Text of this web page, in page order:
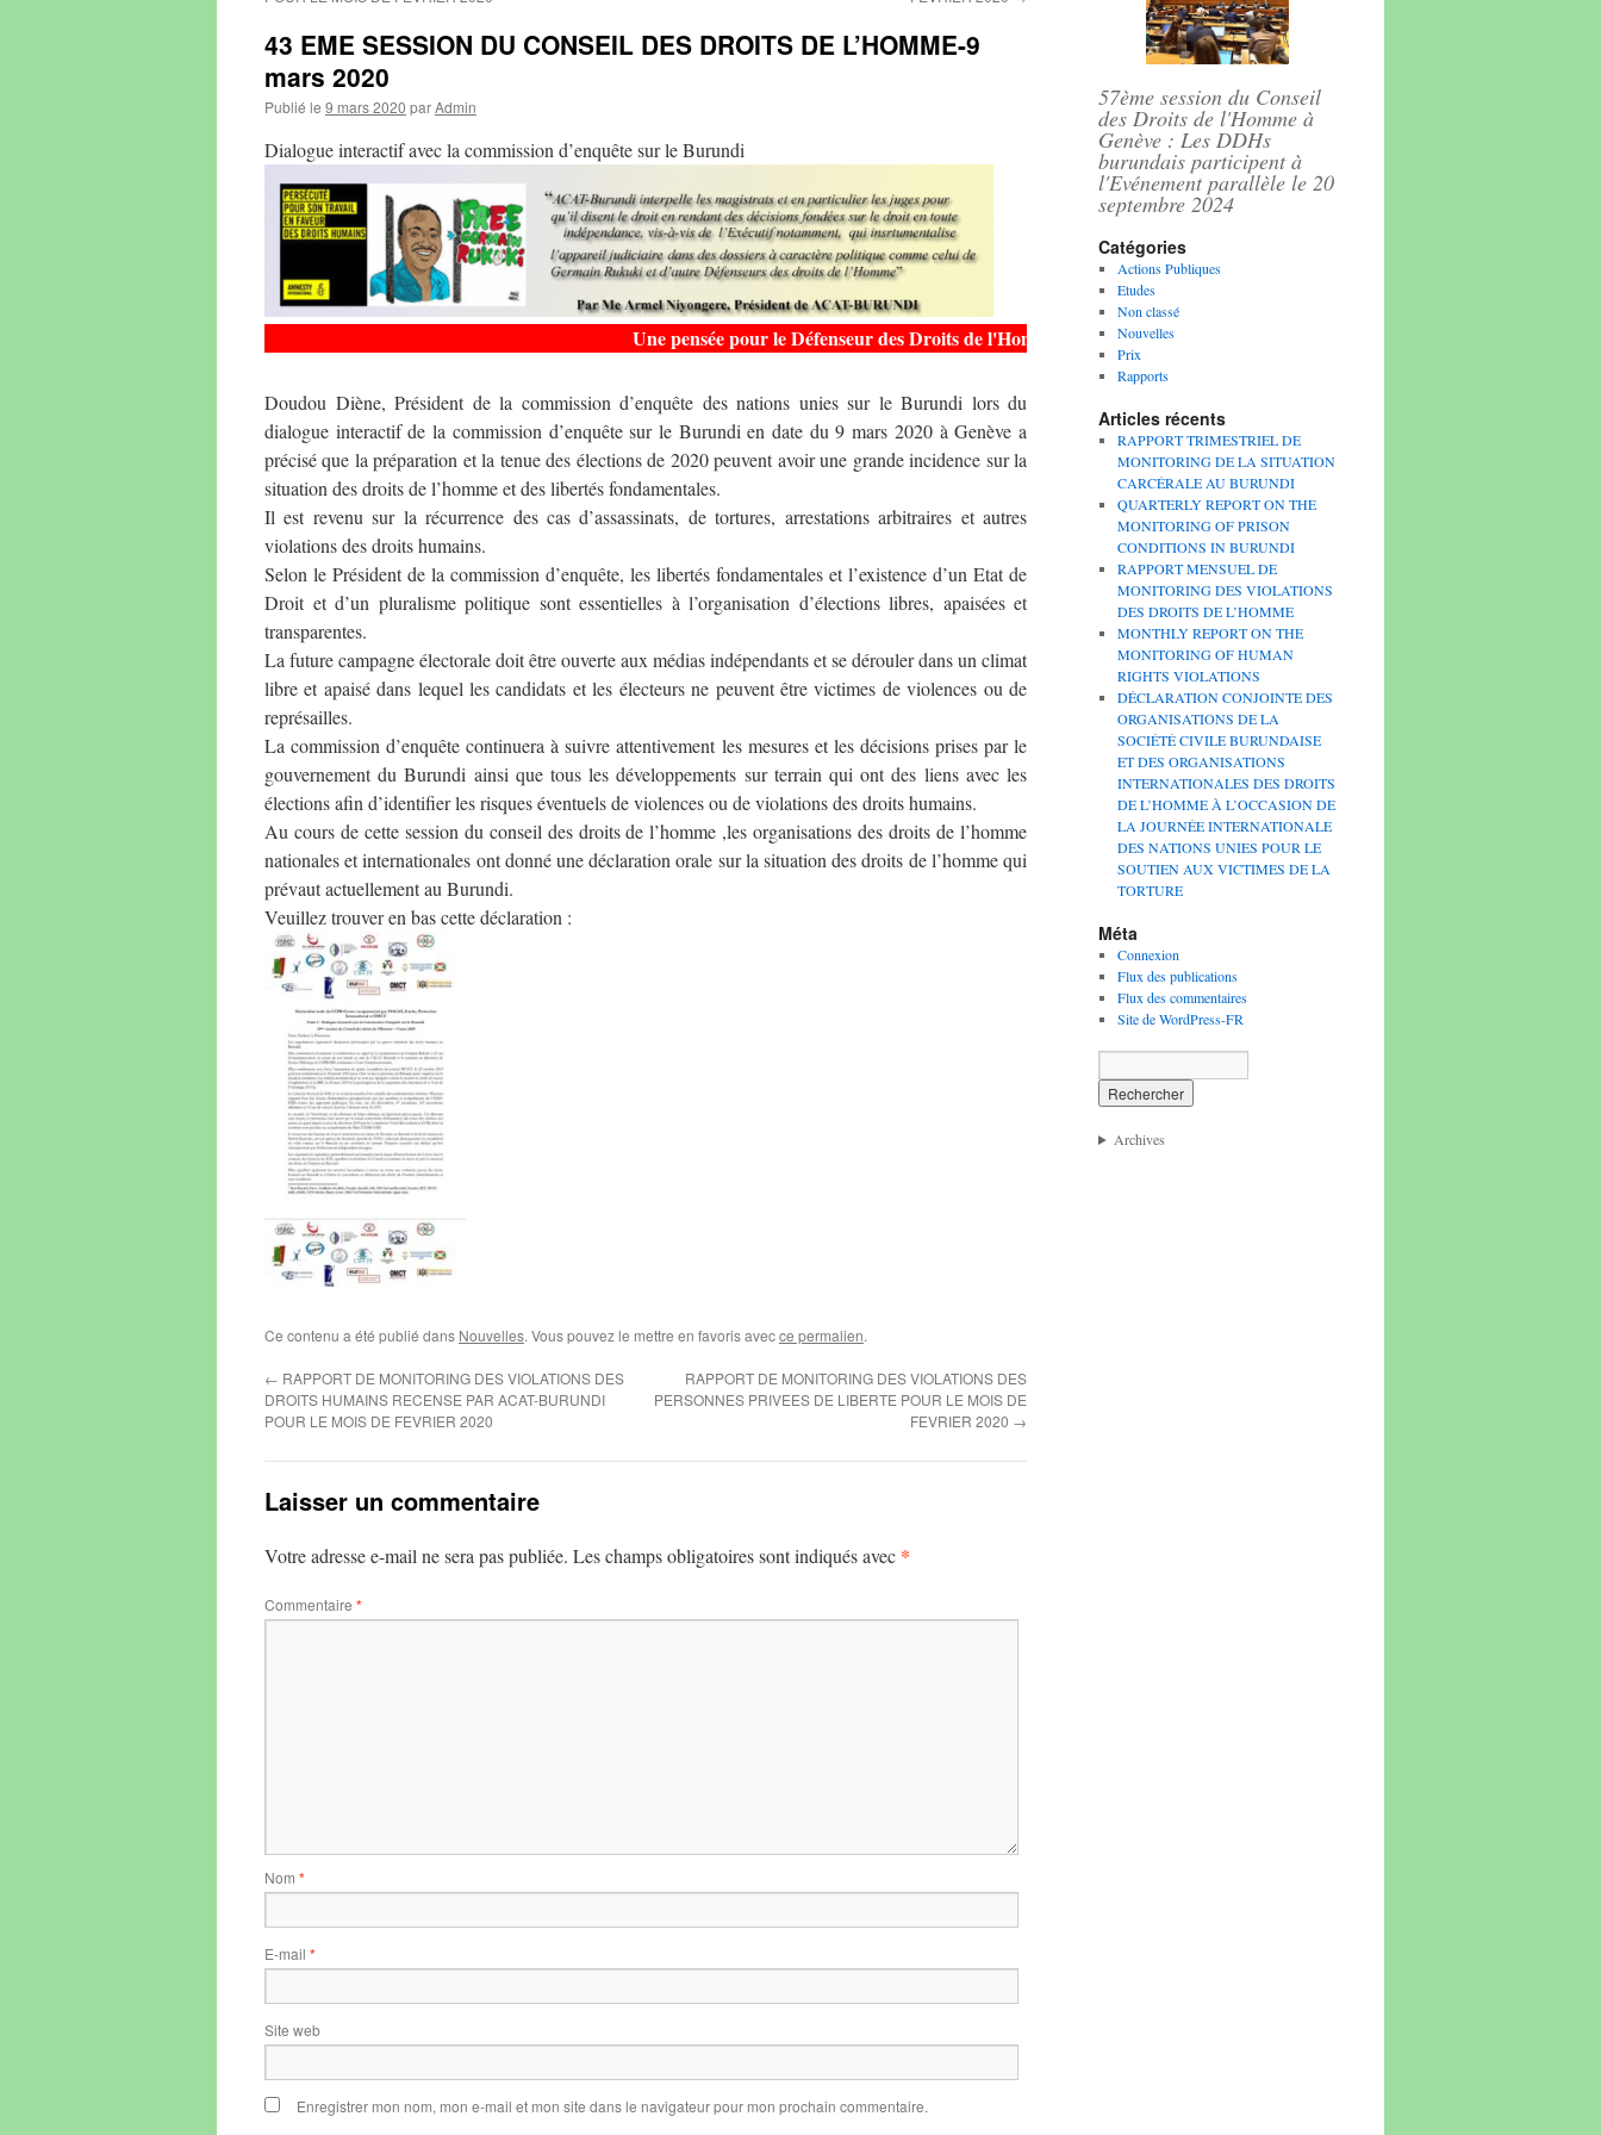
43 EME SESSION DU CONSEIL DES DROITS DE L’HOMME-9
mars 2020
Publié le 9 mars 2020 parAdmin
Dialogue interactif avec la commission d’enquête sur le Burundi
Une pensée pour le Défenseur des Droits de l'Homme burundais Germain Rukuki qui, condamné à 32 ans de prison, vient
Doudou Diène, Président de la commission d’enquête des nations unies sur le Burundi lors du
dialogue interactif de la commission d’enquête sur le Burundi en date du 9 mars 2020 à Genève a
précisé que la préparation et la tenue des élections de 2020 peuvent avoir une grande incidence sur la
situation des droits de l’homme et des libertés fondamentales.
Il est revenu sur la récurrence des cas d’assassinats, de tortures, arrestations arbitraires et autres
violations des droits humains.
Selon le Président de la commission d’enquête, les libertés fondamentales et l’existence d’un Etat de
Droit et d’un pluralisme politique sont essentielles à l’organisation d’élections libres, apaisées et
transparentes.
La future campagne électorale doit être ouverte aux médias indépendants et se dérouler dans un climat
libre et apaisé dans lequel les candidats et les électeurs ne peuvent être victimes de violences ou de
représailles.
La commission d’enquête continuera à suivre attentivement les mesures et les décisions prises par le
gouvernement du Burundi ainsi que tous les développements sur terrain qui ont des liens avec les
élections afin d’identifier les risques éventuels de violences ou de violations des droits humains.
Au cours de cette session du conseil des droits de l’homme ,les organisations des droits de l’homme
nationales et internationales ont donné une déclaration orale sur la situation des droits de l’homme qui
prévaut actuellement au Burundi.
Veuillez trouver en bas cette déclaration :
Ce contenu a été publié dans Nouvelles. Vous pouvez le mettre en favoris avecce permalien.
← RAPPORT DE MONITORING DES VIOLATIONS DES
DROITS HUMAINS RECENSE PAR ACAT-BURUNDI
POUR LE MOIS DE FEVRIER 2020
RAPPORT DE MONITORING DES VIOLATIONS DES
PERSONNES PRIVEES DE LIBERTE POUR LE MOIS DE
FEVRIER 2020 →
Laisser un commentaire
Votre adresse e-mail ne sera pas publiée. Les champs obligatoires sont indiqués avec *
Commentaire *
Nom *
E-mail *
Site web
Enregistrer mon nom, mon e-mail et mon site dans le navigateur pour mon prochain commentaire.
57ème session du Conseil
des Droits de l'Homme à
Genève : Les DDHs
burundais participent à
l'Evénement parallèle le 20
septembre 2024
Catégories
Actions Publiques
Etudes
Non classé
Nouvelles
Prix
Rapports
Articles récents
RAPPORT TRIMESTRIEL DE
MONITORING DE LA SITUATION
CARCÉRALE AU BURUNDI
QUARTERLY REPORT ON THE
MONITORING OF PRISON
CONDITIONS IN BURUNDI
RAPPORT MENSUEL DE
MONITORING DES VIOLATIONS
DES DROITS DE L’HOMME
MONTHLY REPORT ON THE
MONITORING OF HUMAN
RIGHTS VIOLATIONS
DÉCLARATION CONJOINTE DES
ORGANISATIONS DE LA
SOCIÉTÉ CIVILE BURUNDAISE
ET DES ORGANISATIONS
INTERNATIONALES DES DROITS
DE L’HOMME À L’OCCASION DE
LA JOURNÉE INTERNATIONALE
DES NATIONS UNIES POUR LE
SOUTIEN AUX VICTIMES DE LA
TORTURE
Méta
Connexion
Flux des publications
Flux des commentaires
Site de WordPress-FR
Archives